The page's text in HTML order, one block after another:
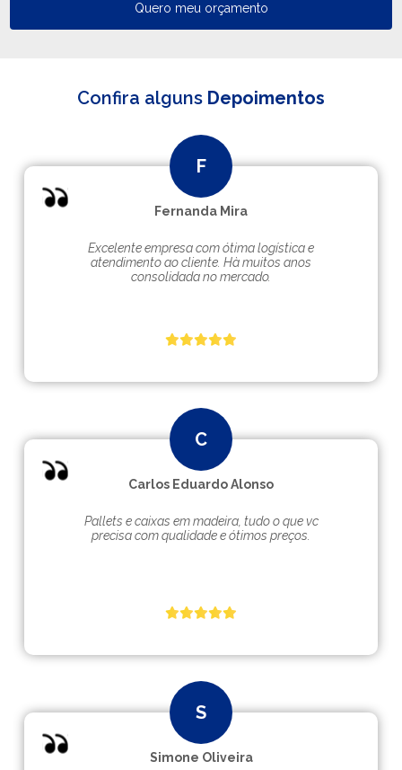
Quero meu orçamento
Confira alguns Depoimentos
Fernanda Mira
Excelente empresa com ótima logística e
atendimento ao cliente. Hà muitos anos
consolidada no mercado.
Carlos Eduardo Alonso
Pallets e caixas em madeira, tudo o que vc
precisa com qualidade e ótimos preços.
Simone Oliveira